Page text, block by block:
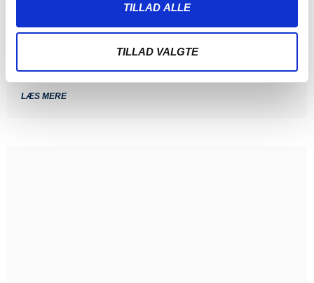
TILLAD ALLE
TILLAD VALGTE
divisionsklubben Nykøbing FC i hele 2026/2027-sæsonen.
Sønderjyske Fodbold
LÆS MERE